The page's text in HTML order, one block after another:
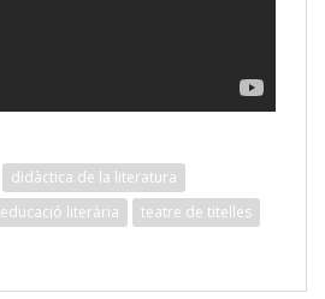
didàctica de la literatura
educació literària
teatre de titelles